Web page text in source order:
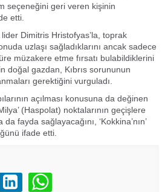
seçeneğini geri veren kişinin
etti.
Dimitris Hristofyas’la, toprak
uzlaşı sağladıklarını ancak sadece
müzakere etme fırsatı bulabildiklerini
doğal gazdan, Kıbrıs sorununun
gerektiğini vurguladı.
açılması konusuna da değinen
(Haspolat) noktalarının geçişlere
fayda sağlayacağını, ‘Kokkina’nın’
ifade etti.